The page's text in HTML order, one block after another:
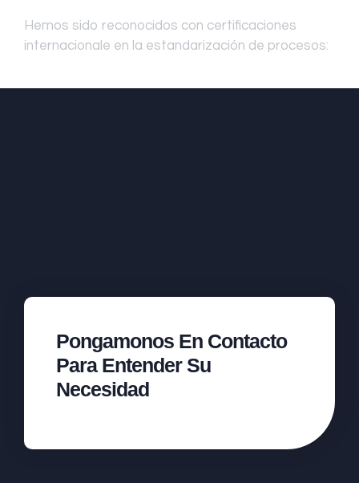
Hemos sido reconocidos con certificaciones
internacionale en la estandarización de procesos:
Pongamonos En Contacto
Para Entender Su
Necesidad